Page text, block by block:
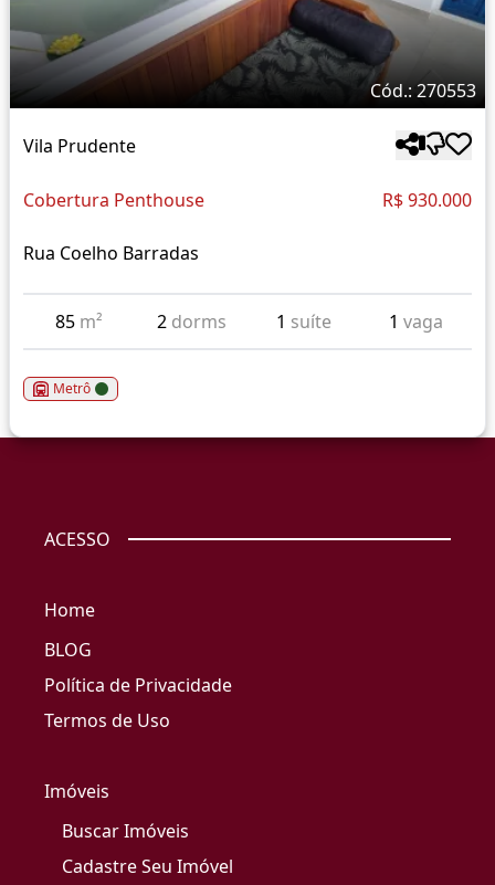
Cód.: 270553
Vila Prudente
Cobertura Penthouse R$ 930.000
Rua Coelho Barradas
85 m² 2 dorms 1 suíte 1 vaga
Metrô
ACESSO
Home
BLOG
Política de Privacidade
Termos de Uso
Imóveis
Buscar Imóveis
Cadastre Seu Imóvel